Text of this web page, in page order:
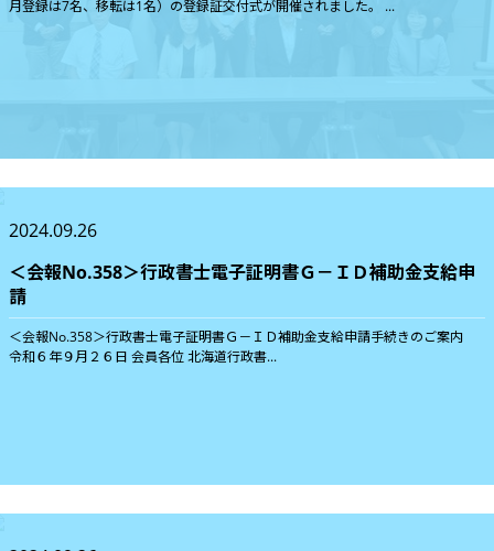
月登録は7名、移転は1名）の登録証交付式が開催されました。 ...
2024.09.26
＜会報No.358＞行政書士電子証明書Ｇ－ＩＤ補助金支給申
請
＜会報No.358＞行政書士電子証明書Ｇ－ＩＤ補助金支給申請手続きのご案内
令和６年９月２６日 会員各位 北海道行政書...